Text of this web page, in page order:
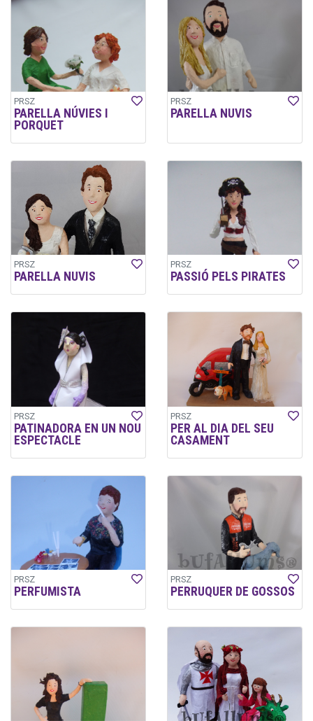
PRSZ
PARELLA NÚVIES I
PORQUET
PRSZ
PARELLA NUVIS
PRSZ
PARELLA NUVIS
PRSZ
PASSIÓ PELS PIRATES
PRSZ
PATINADORA EN UN NOU
ESPECTACLE
PRSZ
PER AL DIA DEL SEU
CASAMENT
PRSZ
PERFUMISTA
PRSZ
PERRUQUER DE GOSSOS